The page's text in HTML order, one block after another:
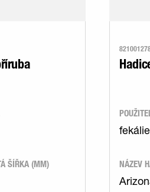
ŠÍŘKA (MM)
fekálie
NÁZEV